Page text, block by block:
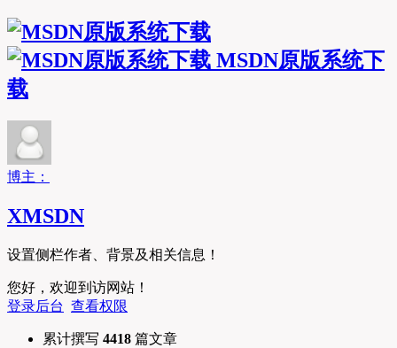
MSDN原版系统下
载
博主：
XMSDN
设置侧栏作者、背景及相关信息！
您好，欢迎到访网站！
登录后台 查看权限
累计撰写 4418 篇文章